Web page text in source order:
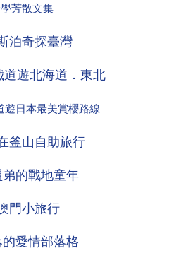
芳散文集
泊奇探臺灣
道遊北海道．東北
遊日本最美賞櫻路線
釜山自助旅行
弟的戰地童年
門小旅行
愛情部落格